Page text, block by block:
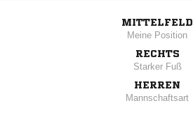
MITTELFELD
Meine Position
RECHTS
Starker Fuß
HERREN
Mannschaftsart